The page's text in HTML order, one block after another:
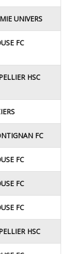
UNIVERS
FC
HSC
FC
FC
FC
FC
HSC